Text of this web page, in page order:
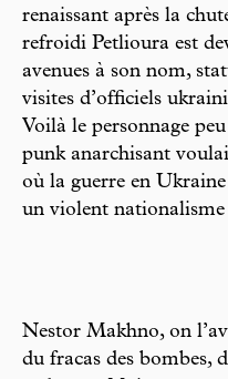
renaissant après la
refroidi Petlioura est
avenues à son nom,
visites d’officiels
Voilà le personnage
punk anarchisant
où la guerre en Ukraine
un violent
Nestor Makhno, on
du fracas des bombes,